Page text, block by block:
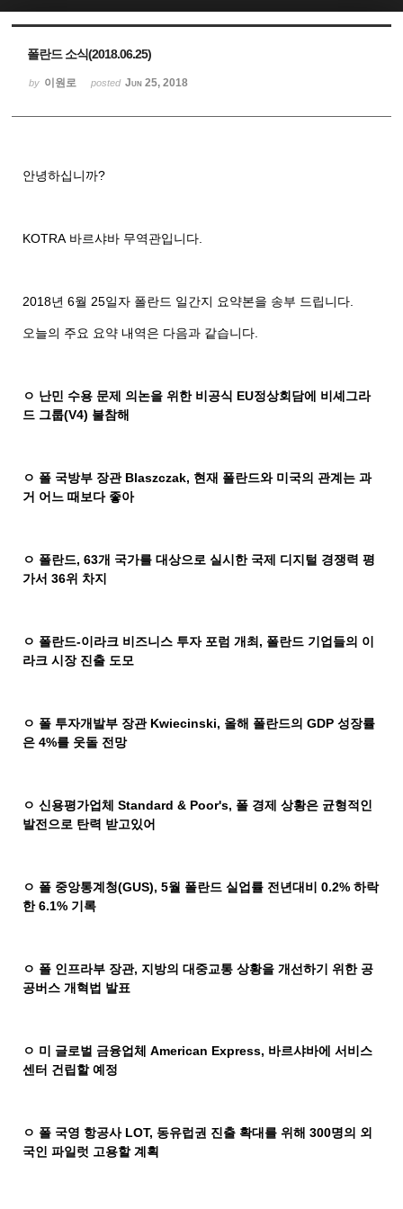
폴란드 소식(2018.06.25)
by 이원로 posted Jun 25, 2018
안녕하십니까?
KOTRA 바르샤바 무역관입니다
2018년 6월 25일자 폴란드 일간지 요약본을 송부 드립니다
오늘의 주요 요약 내역은 다음과 같습니다
ㅇ 난민 수용 문제 의논을 위한 비공식 EU정상회담에 비셰그라
드 그룹(V4) 불참해
ㅇ 폴 국방부 장관Blaszczak, 현재 폴란드와 미국의 관계는 과
거 어느 때보다 좋아
ㅇ 폴란드, 63개 국가를 대상으로 실시한 국제 디지털 경쟁력 평
가서 36위 차지
ㅇ 폴란드-이라크 비즈니스 투자 포럼 개최 , 폴란드 기업들의 이
라크 시장 진출 도모
ㅇ 폴 투자개발부 장관Kwiecinski, 올해 폴란드의 GDP성장률
은 4%를 웃돌 전망
ㅇ 신용평가업체Standard & Poor's, 폴 경제 상황은 균형적인
발전으로 탄력 받고있어
ㅇ 폴 중앙통계청(GUS), 5월 폴란드 실업률 전년대비 0.2%하락
한6.1% 기록
ㅇ 폴 인프라부 장관, 지방의 대중교통 상황을 개선하기 위한 공
공버스 개혁법 발표
ㅇ 미 글로벌 금융업체 American Express, 바르샤바에 서비스
센터 건립할 예정
ㅇ 폴 국영 항공사LOT, 동유럽권 진출 확대를 위해 300명의 외
국인 파일럿 고용할 계획
Sketchbook5, 스케치북5